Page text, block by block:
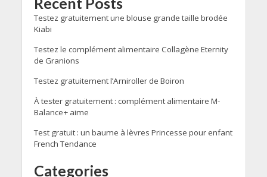
Testez gratuitement une blouse grande taille brodée
Kiabi
Testez le complément alimentaire Collagène Eternity
de Granions
Testez gratuitement l’Arniroller de Boiron
À tester gratuitement : complément alimentaire M-
Balance+ aime
Test gratuit : un baume à lèvres Princesse pour enfant
French Tendance
Categories